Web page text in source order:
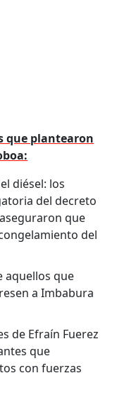
que plantearon
diésel: los
del decreto
que
del
aquellos que
a Imbabura
de Efraín Fuerez
que
con fuerzas